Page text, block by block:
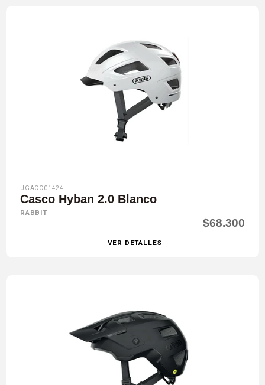
UGACC01424
Casco Hyban 2.0 Blanco
RABBIT
$68.300
VER DETALLES